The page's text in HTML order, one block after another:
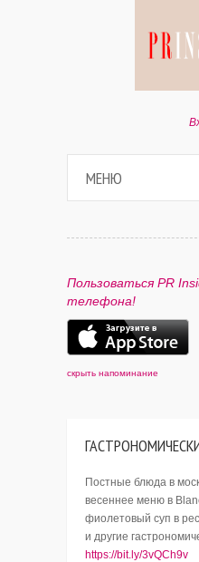
МЕНЮ
ПАРТНЕРАМ
КОНТАКТЫ
Пользоваться PR
телефона!
скрыть напоминание
Постные блюда в
весеннее меню в
фиолетовый суп в
и другие
https://bit.ly/3vQCh9v